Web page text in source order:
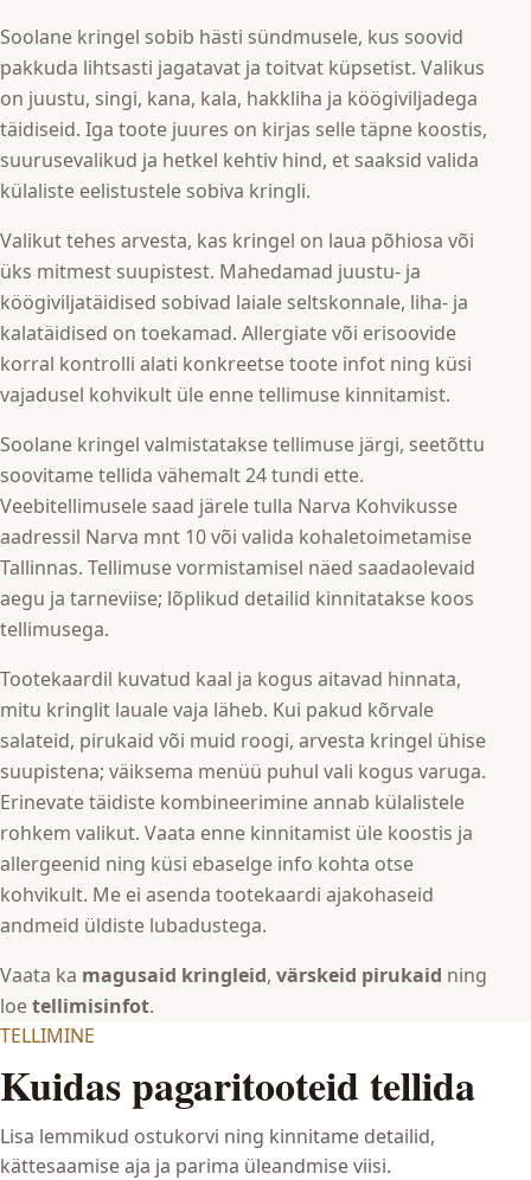
Soolane kringel sobib hästi sündmusele, kus soovid
pakkuda lihtsasti jagatavat ja toitvat küpsetist. Valikus
on juustu, singi, kana, kala, hakkliha ja köögiviljadega
täidiseid. Iga toote juures on kirjas selle täpne koostis,
suurusevalikud ja hetkel kehtiv hind, et saaksid valida
külaliste eelistustele sobiva kringli.
Valikut tehes arvesta, kas kringel on laua põhiosa või
üks mitmest suupistest. Mahedamad juustu- ja
köögiviljatäidised sobivad laiale seltskonnale, liha- ja
kalatäidised on toekamad. Allergiate või erisoovide
korral kontrolli alati konkreetse toote infot ning küsi
vajadusel kohvikult üle enne tellimuse kinnitamist.
Soolane kringel valmistatakse tellimuse järgi, seetõttu
soovitame tellida vähemalt 24 tundi ette.
Veebitellimusele saad järele tulla Narva Kohvikusse
aadressil Narva mnt 10 või valida kohaletoimetamise
Tallinnas. Tellimuse vormistamisel näed saadaolevaid
aegu ja tarneviise; lõplikud detailid kinnitatakse koos
tellimusega.
Tootekaardil kuvatud kaal ja kogus aitavad hinnata,
mitu kringlit lauale vaja läheb. Kui pakud kõrvale
salateid, pirukaid või muid roogi, arvesta kringel ühise
suupistena; väiksema menüü puhul vali kogus varuga.
Erinevate täidiste kombineerimine annab külalistele
rohkem valikut. Vaata enne kinnitamist üle koostis ja
allergeenid ning küsi ebaselge info kohta otse
kohvikult. Me ei asenda tootekaardi ajakohaseid
andmeid üldiste lubadustega.
Vaata ka magusaid kringleid, värskeid pirukaid ning
loetellimisinfot.
TELLIMINE
Kuidas pagaritooteid tellida
Lisa lemmikud ostukorvi ning kinnitame detailid,
kättesaamise aja ja parima üleandmise viisi.